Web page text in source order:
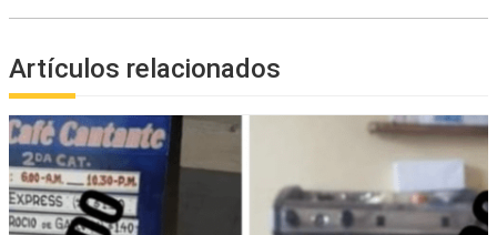
Artículos relacionados